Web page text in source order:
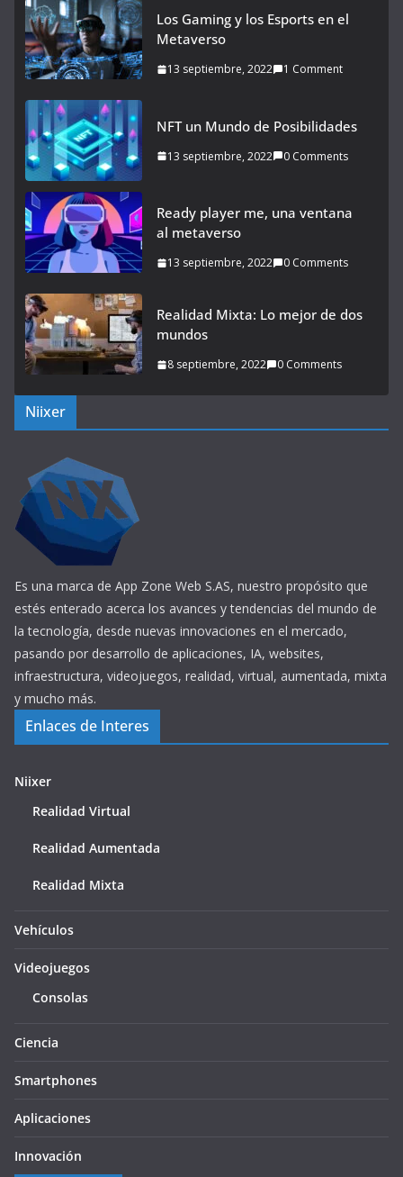
Los Gaming y los Esports en el
Metaverso
13 septiembre, 2022 1 Comment
NFT un Mundo de Posibilidades
13 septiembre, 2022 0 Comments
Ready player me, una ventana
al metaverso
13 septiembre, 2022 0 Comments
Realidad Mixta: Lo mejor de dos
mundos
8 septiembre, 2022 0 Comments
Niixer
Es una marca de App Zone Web S.AS, nuestro propósito que
estés enterado acerca los avances y tendencias del mundo de
la tecnología, desde nuevas innovaciones en el mercado,
pasando por desarrollo de aplicaciones, IA, websites,
infraestructura, videojuegos, realidad, virtual, aumentada, mixta
y mucho más.
Enlaces de Interes
Niixer
Realidad Virtual
Realidad Aumentada
Realidad Mixta
Vehículos
Videojuegos
Consolas
Ciencia
Smartphones
Aplicaciones
Innovación